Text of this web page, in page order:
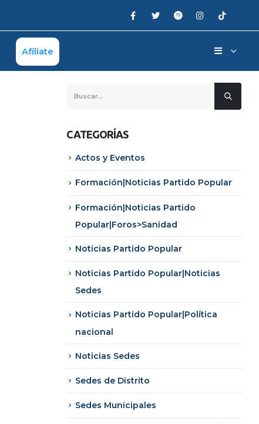
Afíliate
CATEGORÍAS
Actos y Eventos
Formación|Noticias Partido Popular
Formación|Noticias Partido
Popular|Foros>Sanidad
Noticias Partido Popular
Noticias Partido Popular|Noticias
Sedes
Noticias Partido Popular|Política
nacional
Noticias Sedes
Sedes de Distrito
Sedes Municipales